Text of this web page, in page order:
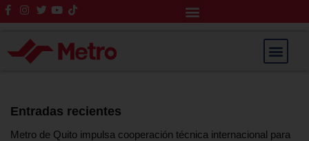
Saltar
al
Entradas recientes
Metro de Quito impulsa cooperación técnica internacional para